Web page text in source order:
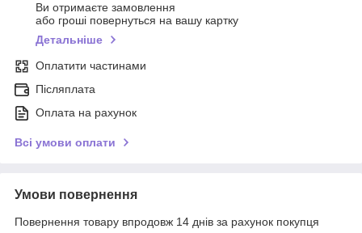
Ви отримаєте замовлення
або гроші повернуться на вашу картку
Детальніше
Оплатити частинами
Післяплата
Оплата на рахунок
Всі умови оплати
Умови повернення
Повернення товару впродовж 14 днів за рахунок покупця